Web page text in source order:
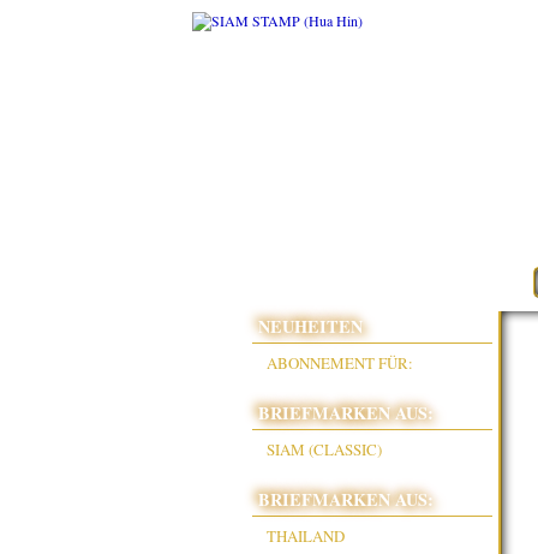
NEUHEITEN
ABONNEMENT FÜR:
BRIEFMARKEN AUS:
SIAM (CLASSIC)
BRIEFMARKEN AUS:
THAILAND